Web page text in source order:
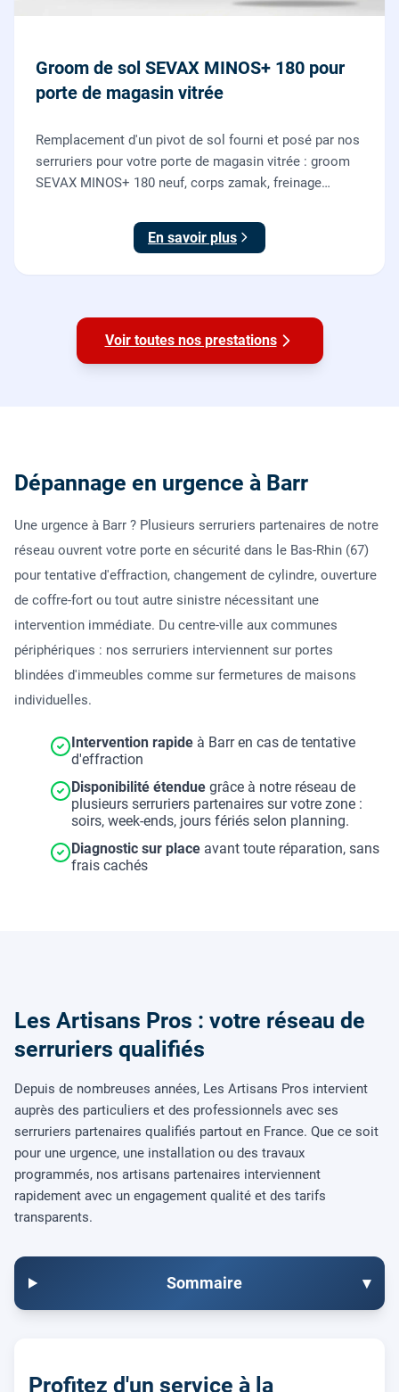
Groom de sol SEVAX MINOS+ 180 pour
porte de magasin vitrée
Remplacement d'un pivot de sol fourni et posé par nos
serruriers pour votre porte de magasin vitrée : groom
SEVAX MINOS+ 180 neuf, corps zamak, freinage
sol, réglage et essais. 995 euros HT (1194 TTC).
En savoir plus
Voir toutes nos prestations
Dépannage en urgence à Barr
Une urgence à Barr ? Plusieurs serruriers partenaires de notre
réseau ouvrent votre porte en sécurité dans le Bas-Rhin (67)
pour tentative d'effraction, changement de cylindre, ouverture
de coffre-fort ou tout autre sinistre nécessitant une
intervention immédiate. Du centre-ville aux communes
périphériques : nos serruriers interviennent sur portes
blindées d'immeubles comme sur fermetures de maisons
individuelles.
Intervention rapide à Barr en cas de tentative
d'effraction
Disponibilité étendue grâce à notre réseau de
plusieurs serruriers partenaires sur votre zone :
soirs, week-ends, jours fériés selon planning.
Diagnostic sur place avant toute réparation, sans
frais cachés
Les Artisans Pros : votre réseau de
serruriers qualifiés
Depuis de nombreuses années, Les Artisans Pros intervient
auprès des particuliers et des professionnels avec ses
serruriers partenaires qualifiés partout en France. Que ce soit
pour une urgence, une installation ou des travaux
programmés, nos artisans partenaires interviennent
rapidement avec un engagement qualité et des tarifs
transparents.
Sommaire ▾
Profitez d'un service à la